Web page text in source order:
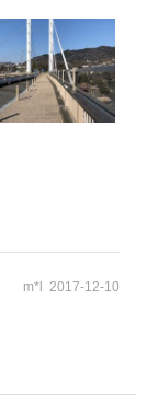
m*l 2017-12-10